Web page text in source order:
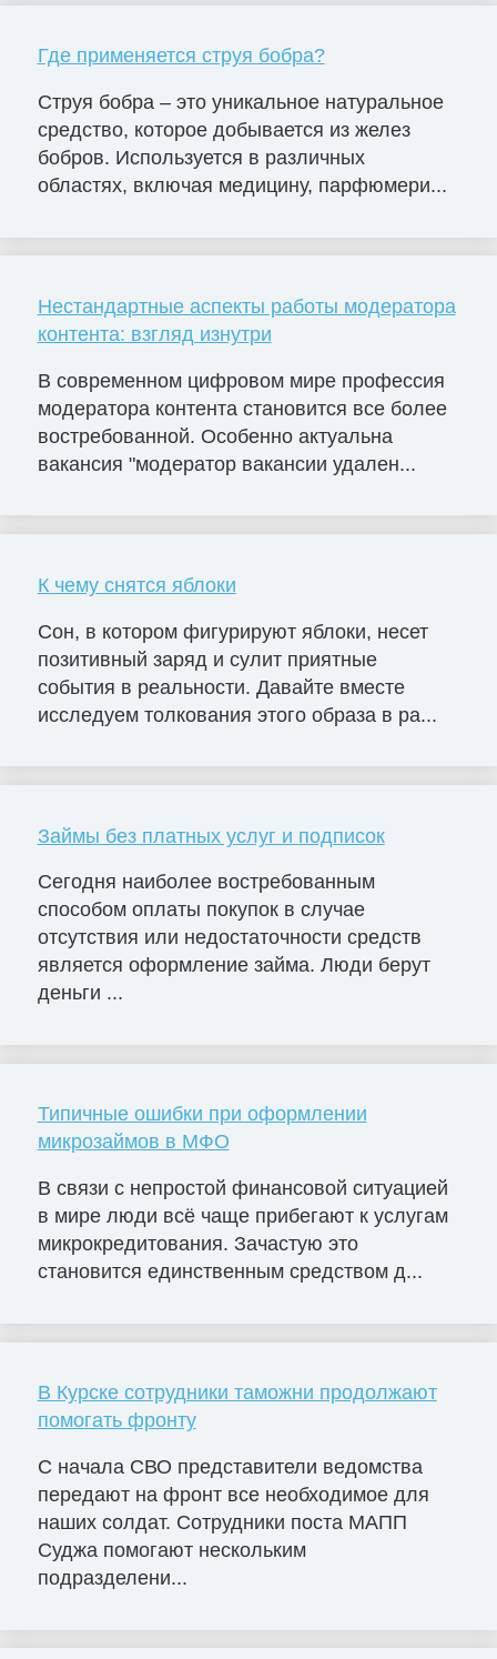
Где применяется струя бобра?
Струя бобра – это уникальное натуральное
средство, которое добывается из желез
бобров. Используется в различных
областях, включая медицину, парфюмери...
Нестандартные аспекты работы модератора
контента: взгляд изнутри
В современном цифровом мире профессия
модератора контента становится все более
востребованной. Особенно актуальна
вакансия "модератор вакансии удален...
К чему снятся яблоки
Сон, в котором фигурируют яблоки, несет
позитивный заряд и сулит приятные
события в реальности. Давайте вместе
исследуем толкования этого образа в ра...
Займы без платных услуг и подписок
Сегодня наиболее востребованным
способом оплаты покупок в случае
отсутствия или недостаточности средств
является оформление займа. Люди берут
деньги ...
Типичные ошибки при оформлении
микрозаймов в МФО
В связи с непростой финансовой ситуацией
в мире люди всё чаще прибегают к услугам
микрокредитования. Зачастую это
становится единственным средством д...
В Курске сотрудники таможни продолжают
помогать фронту
С начала СВО представители ведомства
передают на фронт все необходимое для
наших солдат. Сотрудники поста МАПП
Суджа помогают нескольким
подразделени...